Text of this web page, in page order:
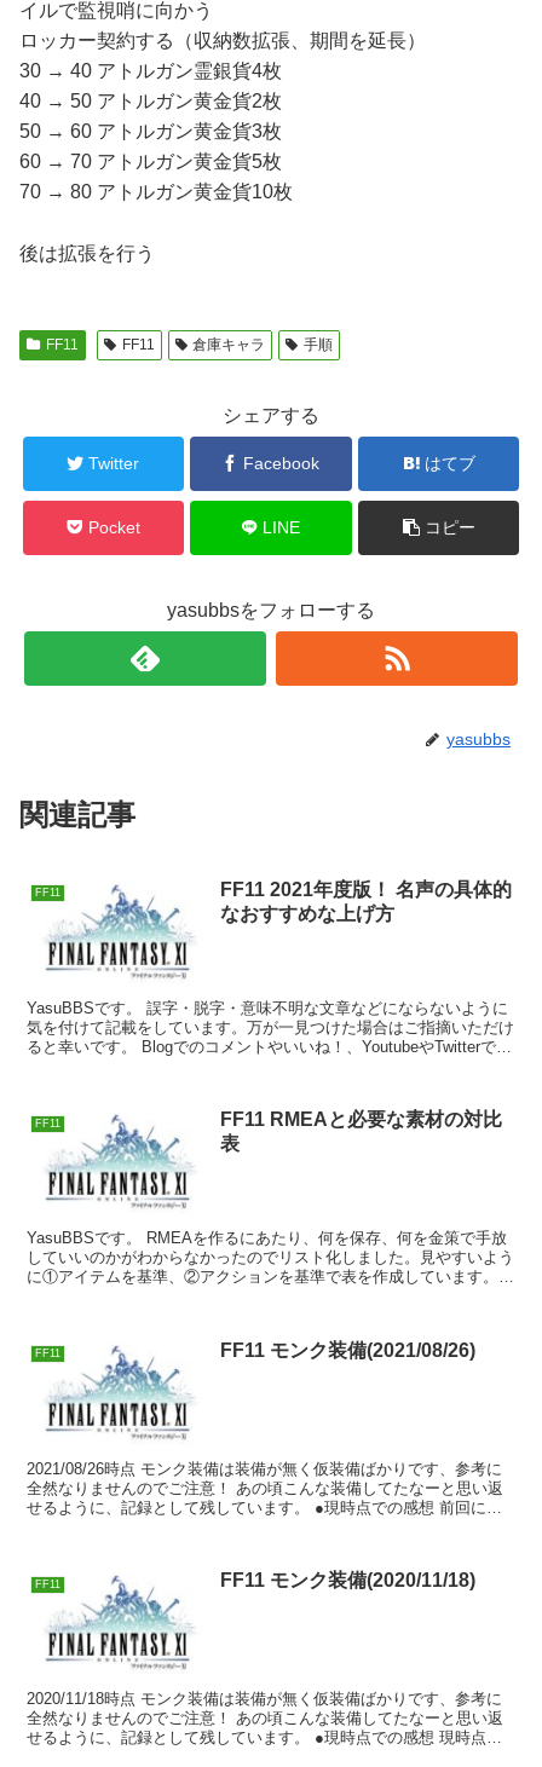
イルで監視哨に向かう
ロッカー契約する（収納数拡張、期間を延長）
30 → 40 アトルガン霊銀貨4枚
40 → 50 アトルガン黄金貨2枚
50 → 60 アトルガン黄金貨3枚
60 → 70 アトルガン黄金貨5枚
70 → 80 アトルガン黄金貨10枚
後は拡張を行う
FF11 FF11 倉庫キャラ 手順
シェアする
Twitter Facebook はてブ
Pocket LINE コピー
yasubbsをフォローする
yasubbs
関連記事
FF11
FF11 2021年度版！ 名声の具体的
なおすすめな上げ方
YasuBBSです。 誤字・脱字・意味不明な文章などにならないように
気を付けて記載をしています。万が一見つけた場合はご指摘いただけ
ると幸いです。 Blogでのコメントやいいね！、YoutubeやTwitterでの
FF11
FF11 RMEAと必要な素材の対比
表
YasuBBSです。 RMEAを作るにあたり、何を保存、何を金策で手放
していいのかがわからなかったのでリスト化しました。見やすいよう
に①アイテムを基準、②アクションを基準で表を作成しています。
FF11 FF11 モンク装備(2021/08/26)
2021/08/26時点 モンク装備は装備が無く仮装備ばかりです、参考に
全然なりませんのでご注意！ あの頃こんな装備してたなーと思い返
せるように、記録として残しています。 ●現時点での感想 前回に比
FF11 FF11 モンク装備(2020/11/18)
2020/11/18時点 モンク装備は装備が無く仮装備ばかりです、参考に
全然なりませんのでご注意！ あの頃こんな装備してたなーと思い返
せるように、記録として残しています。 ●現時点での感想 現時点